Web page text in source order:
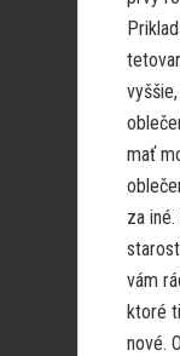
mať
za
vám
ktoré
nové.